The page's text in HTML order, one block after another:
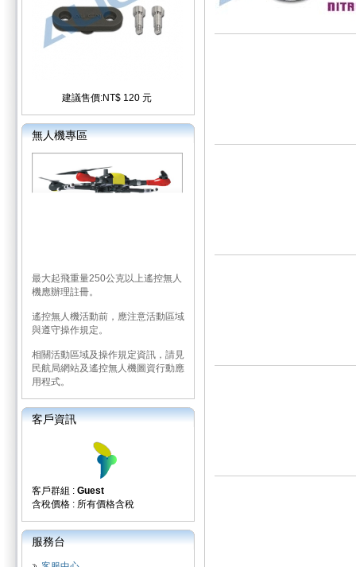
建議售價:NT$ 120 元
無人機專區
最大起飛重量250公克以上遙控無人
機應辦理註冊。
遙控無人機活動前，應注意活動區域
與遵守操作規定。
相關活動區域及操作規定資訊，請見
民航局網站及遙控無人機圖資行動應
用程式。
客戶資訊
客戶群組 : Guest
含稅價格 : 所有價格含稅
服務台